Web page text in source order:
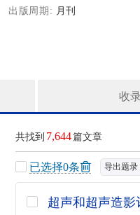
出版周期
月刊
收
共找到 7,644篇文章
已选择0条 导出题录
超声和超声造